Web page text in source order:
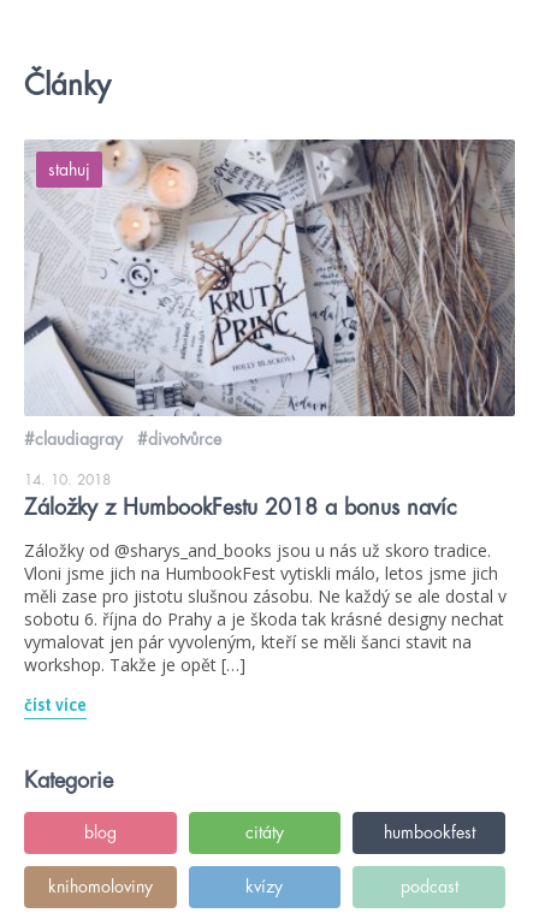
Články
stahuj
#claudiagray #divotvůrce
14. 10. 2018
Záložky z HumbookFestu 2018 a bonus navíc
Záložky od @sharys_and_books jsou u nás už skoro tradice.
Vloni jsme jich na HumbookFest vytiskli málo, letos jsme jich
měli zase pro jistotu slušnou zásobu. Ne každý se ale dostal v
sobotu 6. října do Prahy a je škoda tak krásné designy nechat
vymalovat jen pár vyvoleným, kteří se měli šanci stavit na
workshop. Takže je opět […]
číst více
Kategorie
blog citáty humbookfest
knihomoloviny kvízy podcast